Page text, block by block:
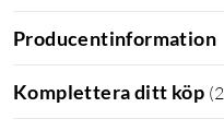
Producentinformation
Komplettera ditt köp (2